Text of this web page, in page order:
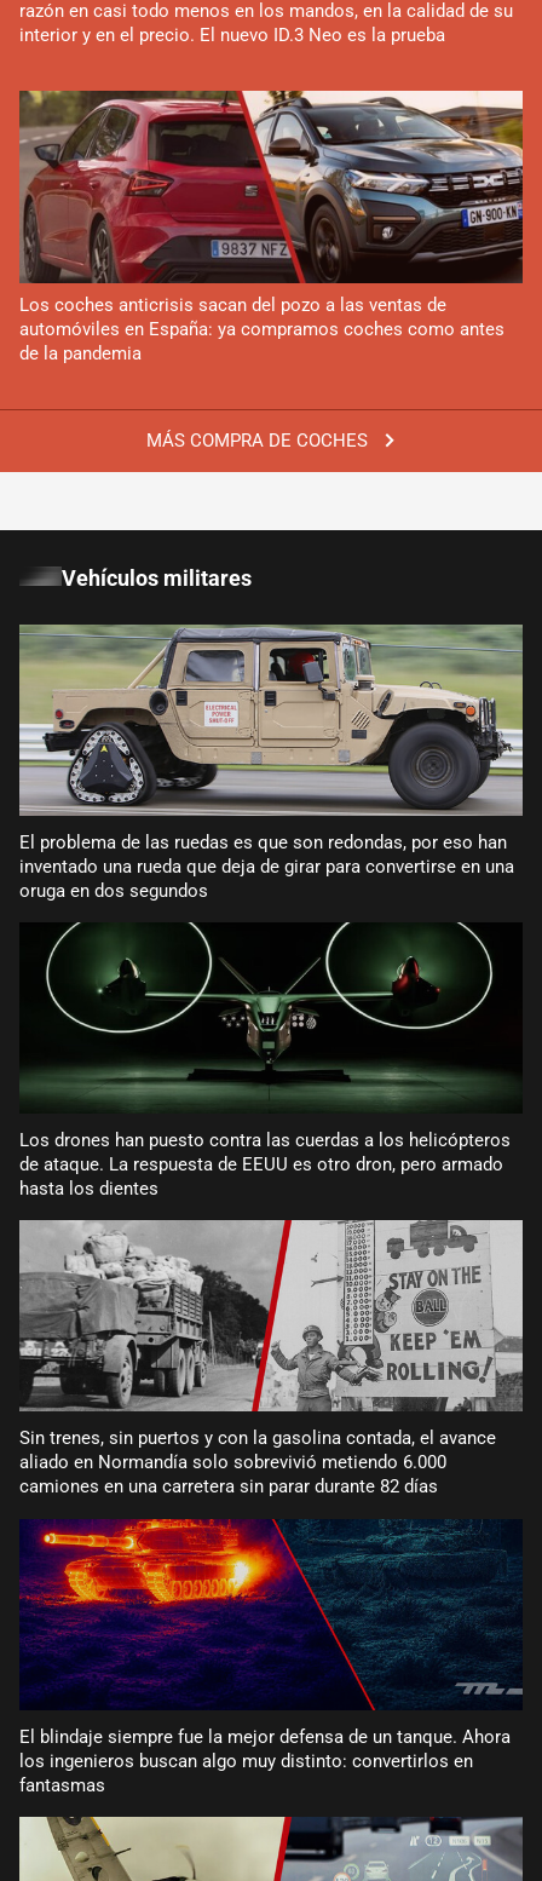
MÁS COMPRA DE COCHES
razón en casi todo menos en los mandos, en la calidad de su
interior y en el precio. El nuevo ID.3 Neo es la prueba
Los coches anticrisis sacan del pozo a las ventas de
automóviles en España: ya compramos coches como antes
de la pandemia
Vehículos militares
El problema de las ruedas es que son redondas, por eso han
inventado una rueda que deja de girar para convertirse en una
oruga en dos segundos
Los drones han puesto contra las cuerdas a los helicópteros
de ataque. La respuesta de EEUU es otro dron, pero armado
hasta los dientes
Sin trenes, sin puertos y con la gasolina contada, el avance
aliado en Normandía solo sobrevivió metiendo 6.000
camiones en una carretera sin parar durante 82 días
El blindaje siempre fue la mejor defensa de un tanque. Ahora
los ingenieros buscan algo muy distinto: convertirlos en
fantasmas